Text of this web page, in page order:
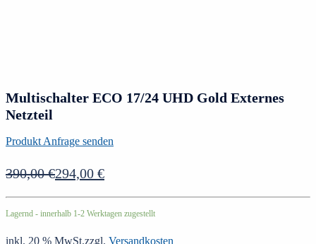
Multischalter ECO 17/24 UHD Gold Externes
Netzteil
Produkt Anfrage senden
390,00€294,00 €
Lagernd - innerhalb 1-2 Werktagen zugestellt
inkl. 20 % MwSt.zzgl. Versandkosten